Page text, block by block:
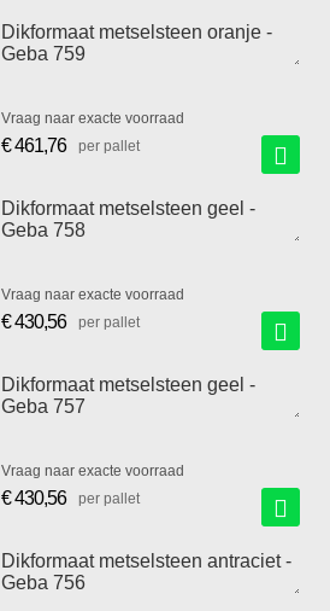
Dikformaat metselsteen oranje -
Geba 759
Vraag naar exacte voorraad
€ 461,76 per pallet
Dikformaat metselsteen geel -
Geba 758
Vraag naar exacte voorraad
€ 430,56 per pallet
Dikformaat metselsteen geel -
Geba 757
Vraag naar exacte voorraad
€ 430,56 per pallet
Dikformaat metselsteen antraciet -
Geba 756